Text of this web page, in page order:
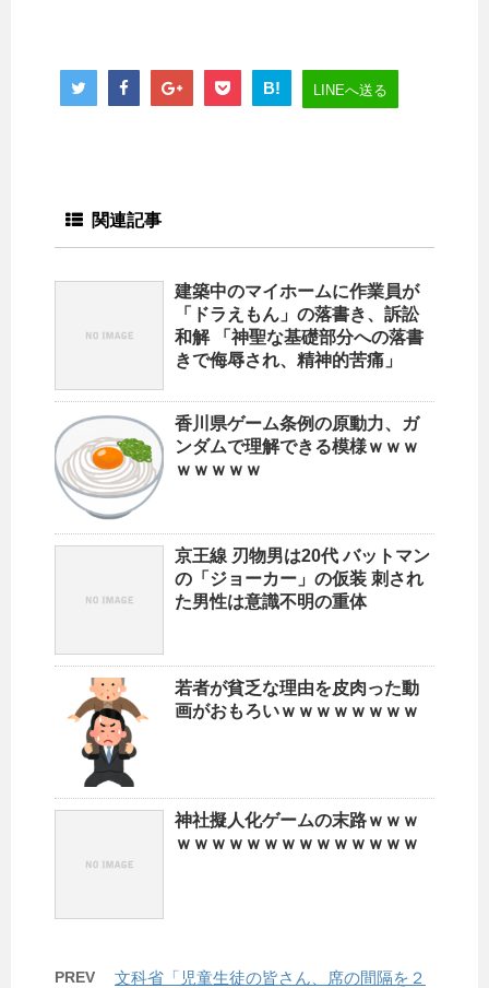
B! LINEへ送る
関連記事
建築中のマイホームに作業員が
「ドラえもん」の落書き、訴訟
和解 「神聖な基礎部分への落書
きで侮辱され、精神的苦痛」
香川県ゲーム条例の原動力、ガ
ンダムで理解できる模様ｗｗｗ
ｗｗｗｗｗ
京王線 刃物男は20代 バットマン
の「ジョーカー」の仮装 刺され
た男性は意識不明の重体
若者が貧乏な理由を皮肉った動
画がおもろいｗｗｗｗｗｗｗｗ
神社擬人化ゲームの末路ｗｗｗ
ｗｗｗｗｗｗｗｗｗｗｗｗｗｗ
PREV
文科省「児童生徒の皆さん、席の間隔を２